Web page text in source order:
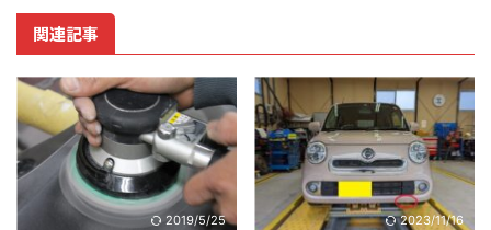
関連記事
2019/5/25 2023/11/16